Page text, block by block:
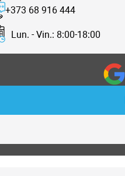
+373 68 916 444
Lun. - Vin.: 8:00-18:00